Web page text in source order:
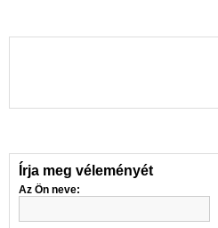
Írja meg véleményét
Az Ön neve: